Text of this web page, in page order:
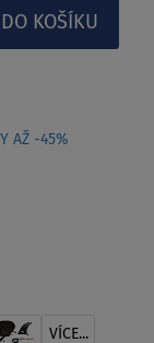
AŽ -45%
VÍCE...